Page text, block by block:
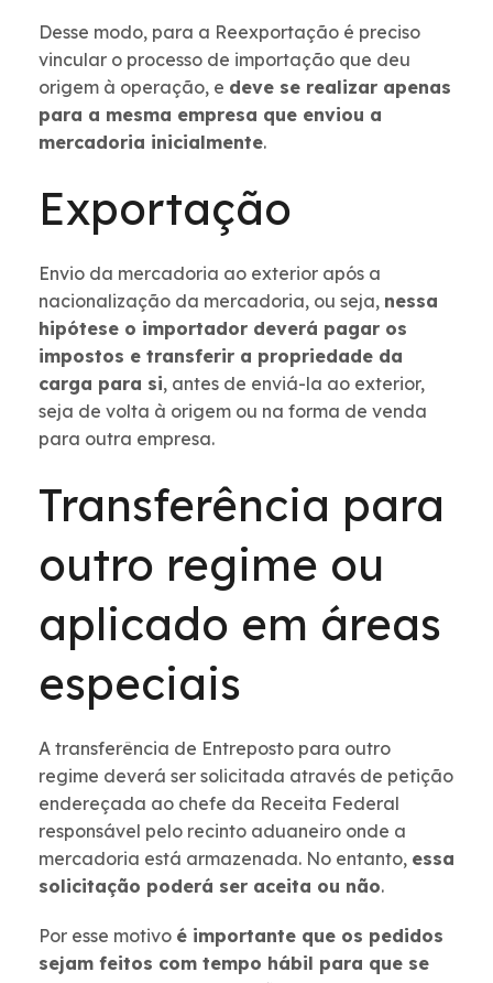
Desse modo, para a Reexportação é preciso
vincular o processo de importação que deu
origem à operação, e deve se realizar apenas
para a mesma empresa que enviou a
mercadoria inicialmente.
Exportação
Envio da mercadoria ao exterior após a
nacionalização da mercadoria, ou seja, nessa
hipótese o importador deverá pagar os
impostos e transferir a propriedade da
carga para si, antes de enviá-la ao exterior,
seja de volta à origem ou na forma de venda
para outra empresa.
Transferência para
outro regime ou
aplicado em áreas
especiais
A transferência de Entreposto para outro
regime deverá ser solicitada através de petição
endereçada ao chefe da Receita Federal
responsável pelo recinto aduaneiro onde a
mercadoria está armazenada. No entanto, essa
solicitação poderá ser aceita ou não.
Por esse motivo é importante que os pedidos
sejam feitos com tempo hábil para que se